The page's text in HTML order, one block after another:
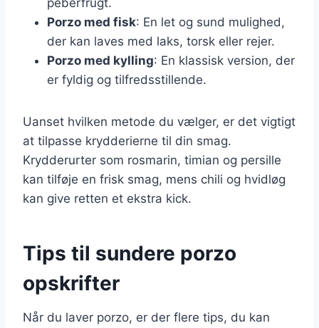
Porzo med fisk: En let og sund mulighed,
der kan laves med laks, torsk eller rejer.
Porzo med kylling: En klassisk version, der
er fyldig og tilfredsstillende.
Uanset hvilken metode du vælger, er det vigtigt
at tilpasse krydderierne til din smag.
Krydderurter som rosmarin, timian og persille
kan tilføje en frisk smag, mens chili og hvidløg
kan give retten et ekstra kick.
Tips til sundere porzo
opskrifter
Når du laver porzo, er der flere tips, du kan